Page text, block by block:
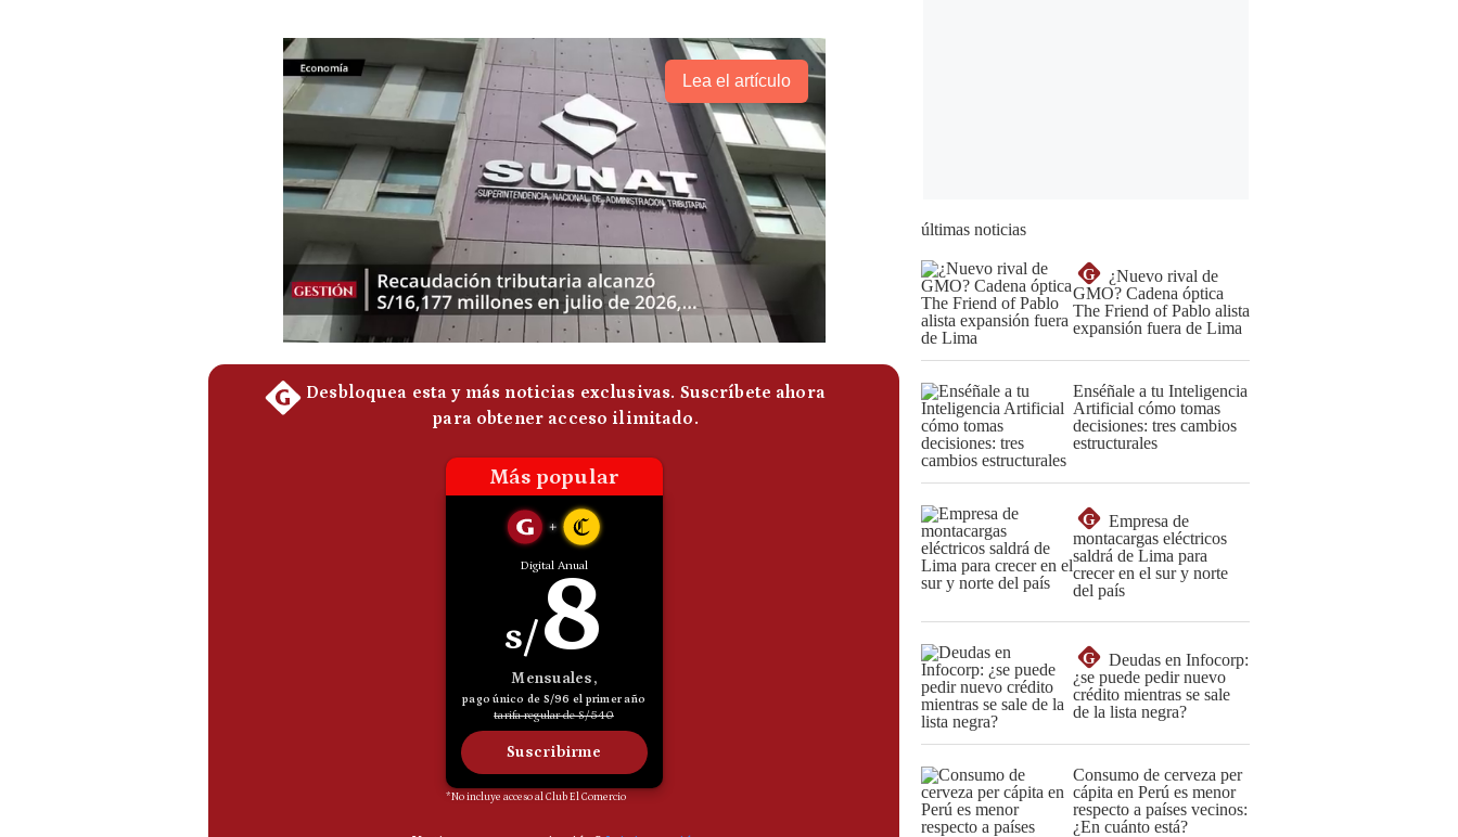
Lea el artículo
últimas noticias
G
¿Nuevo rival de
GMO? Cadena óptica
The Friend of Pablo alista
expansión fuera de Lima
Enséñale a tu Inteligencia
Artificial cómo tomas
decisiones: tres cambios
estructurales
G
Empresa de
montacargas eléctricos
saldrá de Lima para
crecer en el sur y norte
del país
G
Deudas en Infocorp:
¿se puede pedir nuevo
crédito mientras se sale
de la lista negra?
Consumo de cerveza per
cápita en Perú es menor
respecto a países vecinos:
¿En cuánto está?